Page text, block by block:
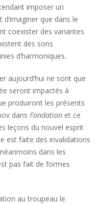
imposer un
que dans le
coexister des variantes
des sons
d’harmoniques.
aujourd’hui ne sont que
seront impactés à
produiront les présents
dans Fondation et ce
leçons du nouvel esprit
est faite des invalidations
dans les
pas fait de formes
au troupeau le